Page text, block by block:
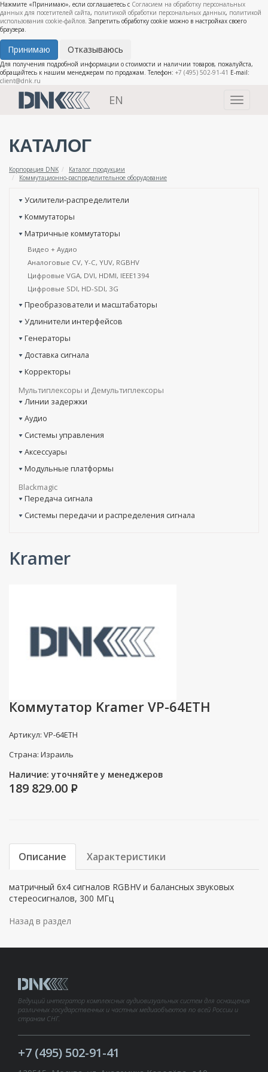
Нажмите «Принимаю», если соглашаетесь с Согласием на обработку персональных
данных для посетителей сайта, политикой обработки персональных данных, политикой
использования cookie-файлов. Запретить обработку cookie можно в настройках своего
браузера.
Принимаю Отказываюсь
Для получения подробной информации о стоимости и наличии товаров, пожалуйста,
обращайтесь к нашим менеджерам по продажам. Телефон: +7 (495) 502-91-41 E-mail:
client@dnk.ru
Toggle
EN
КАТАЛОГ
Корпорация DNK
Каталог продукции
Коммутационно-распределительное оборудование
Усилители-распределители
Коммутаторы
Матричные коммутаторы
Видео + Аудио
Аналоговые CV, Y-C, YUV, RGBHV
Цифровые VGA, DVI, HDMI, IEEE1394
Цифровые SDI, HD-SDI, 3G
Преобразователи и масштабаторы
Удлинители интерфейсов
Генераторы
Доставка сигнала
Корректоры
Мультиплексоры и Демультиплексоры
Линии задержки
Аудио
Системы управления
Аксессуары
Модульные платформы
Blackmagic
Передача сигнала
Системы передачи и распределения сигнала
Kramer
Коммутатор Kramer VP-64ETH
Артикул: VP-64ETH
Страна: Израиль
Наличие: уточняйте у менеджеров
189 829.00 P
Описание Характеристики
матричный 6х4 cигналов RGBHV и балансных звуковых
стереосигналов, 300 МГц
Назад в раздел
Ведущий интегратор комплексных аудиовизуальных систем для оснащения
различных государственных и частных медиаобъектов по всей России и
странам СНГ.
+7 (495) 502-91-41